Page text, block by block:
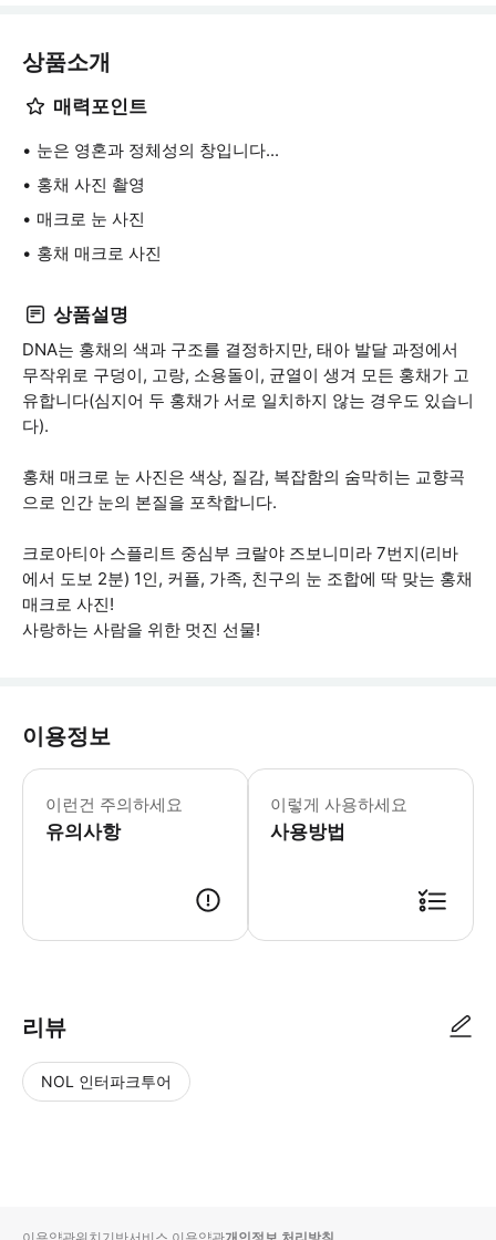
상품소개
매력포인트
눈은 영혼과 정체성의 창입니다...
홍채 사진 촬영
매크로 눈 사진
홍채 매크로 사진
상품설명
DNA는 홍채의 색과 구조를 결정하지만, 태아 발달 과정에서
무작위로 구덩이, 고랑, 소용돌이, 균열이 생겨 모든 홍채가 고
유합니다(심지어 두 홍채가 서로 일치하지 않는 경우도 있습니
다).
홍채 매크로 눈 사진은 색상, 질감, 복잡함의 숨막히는 교향곡
으로 인간 눈의 본질을 포착합니다.
크로아티아 스플리트 중심부 크랄야 즈보니미라 7번지(리바
에서 도보 2분) 1인, 커플, 가족, 친구의 눈 조합에 딱 맞는 홍채
매크로 사진!
사랑하는 사람을 위한 멋진 선물!
이용정보
이런건 주의하세요
유의사항
콘택트렌즈를 착용하는 경우, 착용하
이렇게 사용하세요
사용방법
리뷰
NOL 인터파크투어